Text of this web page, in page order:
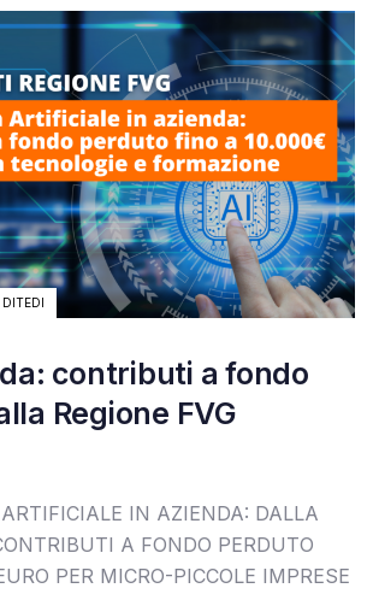
DITEDI
contributi a fondo
Regione FVG
IN AZIENDA: DALLA
A FONDO PERDUTO
PER MICRO-PICCOLE IMPRESE